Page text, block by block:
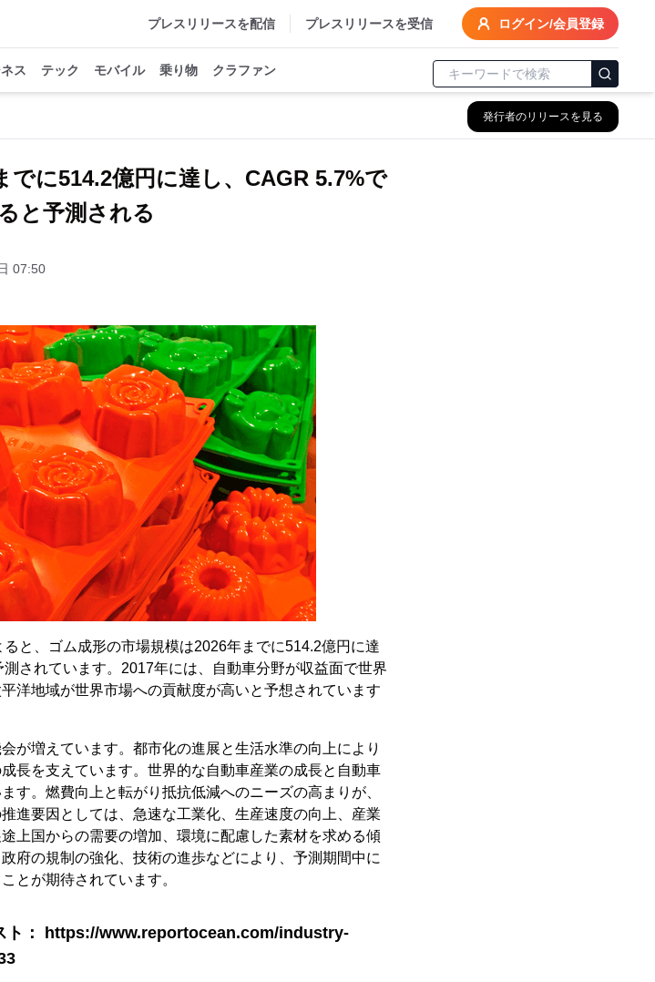
プレスリリースを配信 プレスリリースを受信 ログイン/会員登録
ス テック モバイル 乗り物 クラファン
発行者のリリースを見る
でに514.2億円に達し、CAGR 5.7%で
と予測される
07:50
と、ゴム成形の市場規模は2026年までに514.2億円に達
されています。2017年には、自動車分野が収益面で世界
洋地域が世界市場への貢献度が高いと予想されています
が増えています。都市化の進展と生活水準の向上により
長を支えています。世界的な自動車産業の成長と自動車
す。燃費向上と転がり抵抗低減へのニーズの高まりが、
進要因としては、急速な工業化、生産速度の向上、産業
上国からの需要の増加、環境に配慮した素材を求める傾
府の規制の強化、技術の進歩などにより、予測期間中に
とが期待されています。
ト： https://www.reportocean.com/industry-